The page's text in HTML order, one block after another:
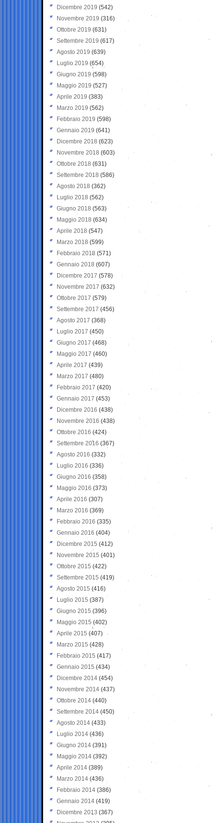
Dicembre 2019 (542)
Novembre 2019 (316)
Ottobre 2019 (631)
Settembre 2019 (617)
Agosto 2019 (639)
Luglio 2019 (654)
Giugno 2019 (598)
Maggio 2019 (527)
Aprile 2019 (383)
Marzo 2019 (562)
Febbraio 2019 (598)
Gennaio 2019 (641)
Dicembre 2018 (623)
Novembre 2018 (603)
Ottobre 2018 (631)
Settembre 2018 (586)
Agosto 2018 (362)
Luglio 2018 (562)
Giugno 2018 (563)
Maggio 2018 (634)
Aprile 2018 (547)
Marzo 2018 (599)
Febbraio 2018 (571)
Gennaio 2018 (607)
Dicembre 2017 (578)
Novembre 2017 (632)
Ottobre 2017 (579)
Settembre 2017 (456)
Agosto 2017 (368)
Luglio 2017 (450)
Giugno 2017 (468)
Maggio 2017 (460)
Aprile 2017 (439)
Marzo 2017 (480)
Febbraio 2017 (420)
Gennaio 2017 (453)
Dicembre 2016 (438)
Novembre 2016 (438)
Ottobre 2016 (424)
Settembre 2016 (367)
Agosto 2016 (332)
Luglio 2016 (336)
Giugno 2016 (358)
Maggio 2016 (373)
Aprile 2016 (307)
Marzo 2016 (369)
Febbraio 2016 (335)
Gennaio 2016 (404)
Dicembre 2015 (412)
Novembre 2015 (401)
Ottobre 2015 (422)
Settembre 2015 (419)
Agosto 2015 (416)
Luglio 2015 (387)
Giugno 2015 (396)
Maggio 2015 (402)
Aprile 2015 (407)
Marzo 2015 (428)
Febbraio 2015 (417)
Gennaio 2015 (434)
Dicembre 2014 (454)
Novembre 2014 (437)
Ottobre 2014 (440)
Settembre 2014 (450)
Agosto 2014 (433)
Luglio 2014 (436)
Giugno 2014 (391)
Maggio 2014 (392)
Aprile 2014 (389)
Marzo 2014 (436)
Febbraio 2014 (386)
Gennaio 2014 (419)
Dicembre 2013 (367)